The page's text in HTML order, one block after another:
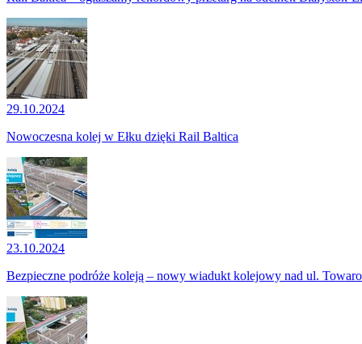
29.10.2024
Nowoczesna kolej w Ełku dzięki Rail Baltica
23.10.2024
Bezpieczne podróże koleją – nowy wiadukt kolejowy nad ul.